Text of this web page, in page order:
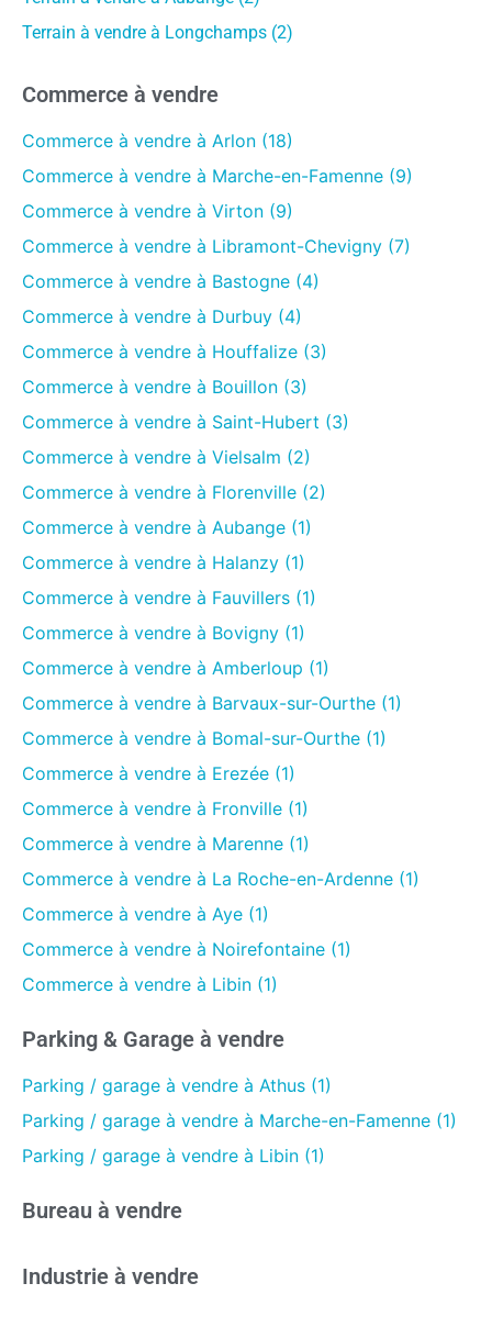
Terrain à vendre à Longchamps (2)
Commerce à vendre
Commerce à vendre à Arlon (18)
Commerce à vendre à Marche-en-Famenne (9)
Commerce à vendre à Virton (9)
Commerce à vendre à Libramont-Chevigny (7)
Commerce à vendre à Bastogne (4)
Commerce à vendre à Durbuy (4)
Commerce à vendre à Houffalize (3)
Commerce à vendre à Bouillon (3)
Commerce à vendre à Saint-Hubert (3)
Commerce à vendre à Vielsalm (2)
Commerce à vendre à Florenville (2)
Commerce à vendre à Aubange (1)
Commerce à vendre à Halanzy (1)
Commerce à vendre à Fauvillers (1)
Commerce à vendre à Bovigny (1)
Commerce à vendre à Amberloup (1)
Commerce à vendre à Barvaux-sur-Ourthe (1)
Commerce à vendre à Bomal-sur-Ourthe (1)
Commerce à vendre à Erezée (1)
Commerce à vendre à Fronville (1)
Commerce à vendre à Marenne (1)
Commerce à vendre à La Roche-en-Ardenne (1)
Commerce à vendre à Aye (1)
Commerce à vendre à Noirefontaine (1)
Commerce à vendre à Libin (1)
Parking & Garage à vendre
Parking / garage à vendre à Athus (1)
Parking / garage à vendre à Marche-en-Famenne (1)
Parking / garage à vendre à Libin (1)
Bureau à vendre
Industrie à vendre